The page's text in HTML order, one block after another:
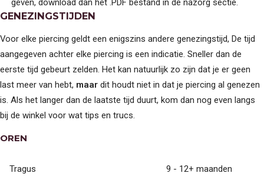
geven, download dan het .PDF bestand in de nazorg sectie.
GENEZINGSTIJDEN
Voor elke piercing geldt een enigszins andere genezingstijd, De tijd
aangegeven achter elke piercing is een indicatie. Sneller dan de
eerste tijd gebeurt zelden. Het kan natuurlijk zo zijn dat je er geen
last meer van hebt, maar dit houdt niet in dat je piercing al genezen
is. Als het langer dan de laatste tijd duurt, kom dan nog even langs
bij de winkel voor wat tips en trucs.
OREN
Tragus 9 - 12+ maanden